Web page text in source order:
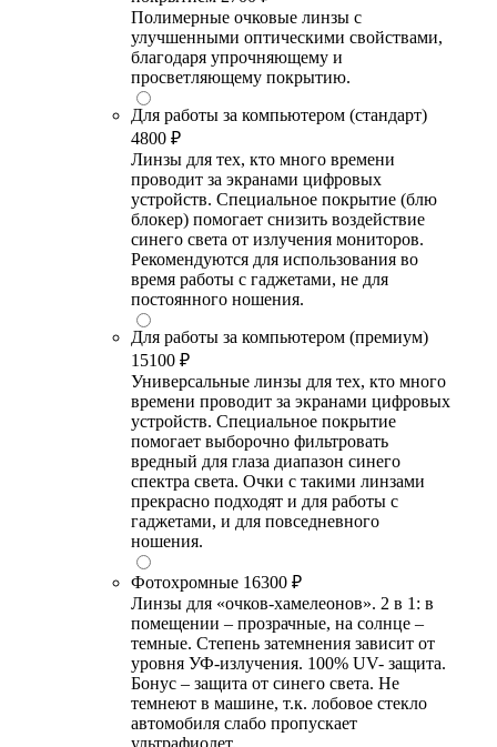
Полимерные очковые линзы с
улучшенными оптическими свойствами,
благодаря упрочняющему и
просветляющему покрытию.
Для работы за компьютером (стандарт)
4800 ₽
Линзы для тех, кто много времени
проводит за экранами цифровых
устройств. Специальное покрытие (блю
блокер) помогает снизить воздействие
синего света от излучения мониторов.
Рекомендуются для использования во
время работы с гаджетами, не для
постоянного ношения.
Для работы за компьютером (премиум)
15100 ₽
Универсальные линзы для тех, кто много
времени проводит за экранами цифровых
устройств. Специальное покрытие
помогает выборочно фильтровать
вредный для глаза диапазон синего
спектра света. Очки с такими линзами
прекрасно подходят и для работы с
гаджетами, и для повседневного
ношения.
Фотохромные 16300 ₽
Линзы для «очков-хамелеонов». 2 в 1: в
помещении – прозрачные, на солнце –
темные. Степень затемнения зависит от
уровня УФ-излучения. 100% UV- защита.
Бонус – защита от синего света. Не
темнеют в машине, т.к. лобовое стекло
автомобиля слабо пропускает
ультрафиолет.